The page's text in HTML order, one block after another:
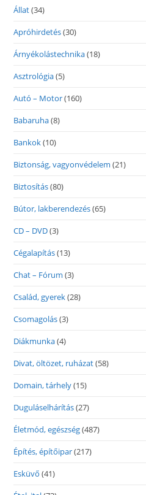
Állat(34)
Apróhirdetés(30)
Árnyékolástechnika(18)
Asztrológia(5)
Autó – Motor(160)
Babaruha(8)
Bankok(10)
Biztonság, vagyonvédelem (21)
Biztosítás(80)
Bútor, lakberendezés(65)
CD – DVD(3)
Cégalapítás(13)
Chat – Fórum (3)
Család, gyerek(28)
Csomagolás(3)
Diákmunka(4)
Divat, öltözet, ruházat(58)
Domain, tárhely(15)
Duguláselhárítás(27)
Életmód, egészség(487)
Építés, építőipar(217)
Esküvő (41)